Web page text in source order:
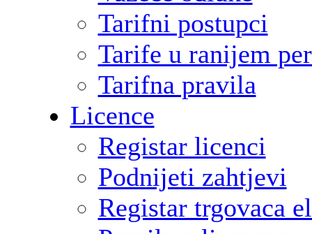
Tarifni postupci
Tarife u ranijem
Tarifna pravila
Licence
Registar licenci
Podnijeti zahtjevi
Registar trgovaca